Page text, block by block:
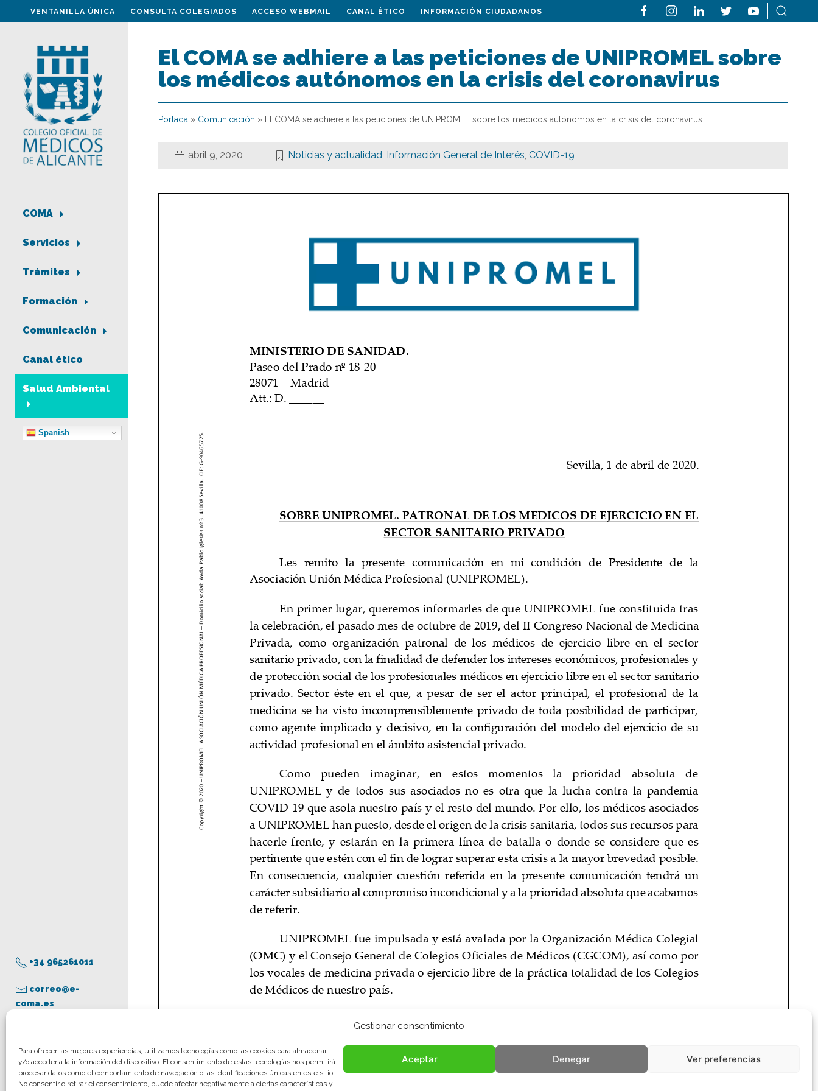
Gestionar consentimiento
Para ofrecer las mejores experiencias, utilizamos tecnologías como las cookies para almacenar
y/o acceder a la información del dispositivo. El consentimiento de estas tecnologías nos permitirá
procesar datos como el comportamiento de navegación o las identificaciones únicas en este sitio.
No consentir o retirar el consentimiento, puede afectar negativamente a ciertas características y
Aceptar Denegar Ver preferencias
VENTANILLA ÚNICA CONSULTA COLEGIADOS ACCESO WEBMAIL CANAL ÉTICO INFORMACIÓN CIUDADANOS
COMA
Servicios
Trámites
Formación
Comunicación
Canal ético
Salud Ambiental
Spanish
+34 965261011
correo@e-
coma.es
Aviso legal
Política de privacidad
Política de cookies
El COMA se adhiere a las peticiones de UNIPROMEL sobre
los médicos autónomos en la crisis del coronavirus
Portada » Comunicación » El COMA se adhiere a las peticiones de UNIPROMEL sobre los médicos autónomos en la crisis del coronavirus
abril 9, 2020 Noticias y actualidad, Información General de Interés, COVID-19